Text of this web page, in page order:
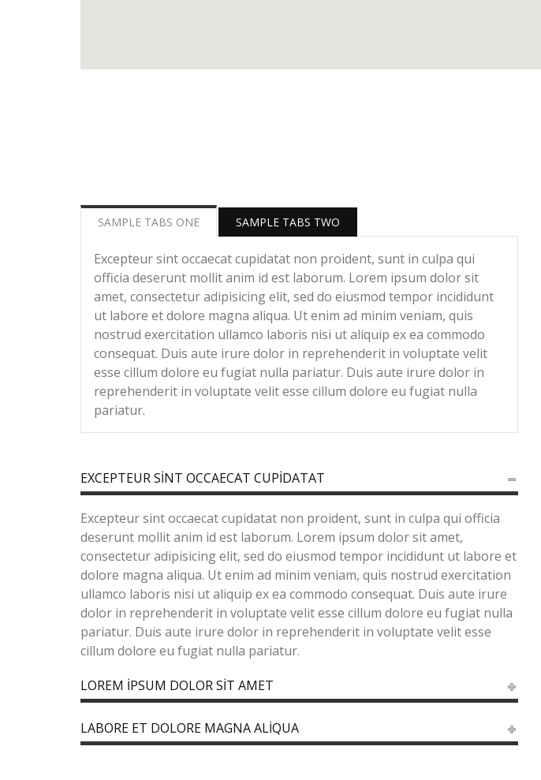
SAMPLE TABS ONE SAMPLE TABS TWO
Excepteur sint occaecat cupidatat non proident, sunt in culpa qui
officia deserunt mollit anim id est laborum. Lorem ipsum dolor sit
amet, consectetur adipisicing elit, sed do eiusmod tempor incididunt
ut labore et dolore magna aliqua. Ut enim ad minim veniam, quis
nostrud exercitation ullamco laboris nisi ut aliquip ex ea commodo
consequat. Duis aute irure dolor in reprehenderit in voluptate velit
esse cillum dolore eu fugiat nulla pariatur. Duis aute irure dolor in
reprehenderit in voluptate velit esse cillum dolore eu fugiat nulla
pariatur.
EXCEPTEUR SINT OCCAECAT CUPIDATAT
Excepteur sint occaecat cupidatat non proident, sunt in culpa qui officia
deserunt mollit anim id est laborum. Lorem ipsum dolor sit amet,
consectetur adipisicing elit, sed do eiusmod tempor incididunt ut labore et
dolore magna aliqua. Ut enim ad minim veniam, quis nostrud exercitation
ullamco laboris nisi ut aliquip ex ea commodo consequat. Duis aute irure
dolor in reprehenderit in voluptate velit esse cillum dolore eu fugiat nulla
pariatur. Duis aute irure dolor in reprehenderit in voluptate velit esse
cillum dolore eu fugiat nulla pariatur.
LOREM IPSUM DOLOR SIT AMET
LABORE ET DOLORE MAGNA ALIQUA